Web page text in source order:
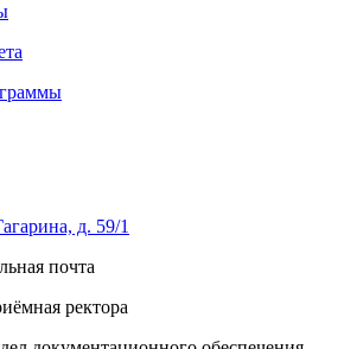
д. 59/1
почта
ректора